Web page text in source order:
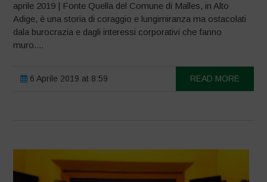
aprile 2019 | Fonte Quella del Comune di Malles, in Alto
Adige, è una storia di coraggio e lungimiranza ma ostacolati
dala burocrazia e dagli interessi corporativi che fanno
muro....
6 Aprile 2019 at 8:59 READ MORE